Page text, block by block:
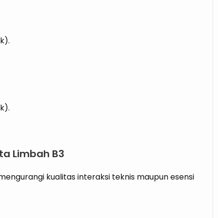
Limbah B3
kualitas interaksi teknis maupun esensi